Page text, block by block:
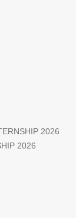
2026
2026